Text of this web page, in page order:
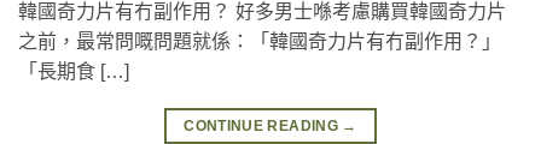
韓國奇力片有冇副作用？ 好多男士喺考慮購買韓國奇力片
之前，最常問嘅問題就係：「韓國奇力片有冇副作用？」
「長期食 […]
CONTINUE READING →